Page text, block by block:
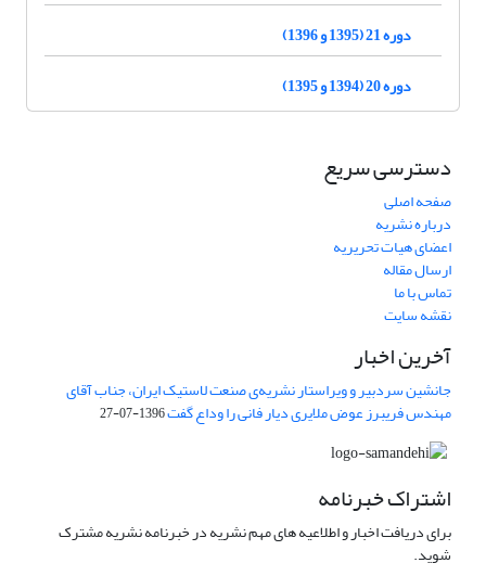
دوره 21 (1395 و 1396)
دوره 20 (1394 و 1395)
دسترسی سریع
صفحه اصلی
درباره نشریه
اعضای هیات تحریریه
ارسال مقاله
تماس با ما
نقشه سایت
آخرین اخبار
جانشین سردبیر و ویراستار نشریه‌ی صنعت لاستیک ایران، جناب آقای
مهندس فریبرز عوض ملایری دیار فانی را وداع گفت1396-07-27
اشتراک خبرنامه
برای دریافت اخبار و اطلاعیه های مهم نشریه در خبرنامه نشریه مشترک
شوید.